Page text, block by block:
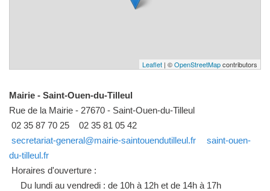
Leaflet | ©OpenStreetMapcontributors
Mairie - Saint-Ouen-du-Tilleul
Rue de la Mairie - 27670 - Saint-Ouen-du-Tilleul
02 35 87 70 25
02 35 81 05 42
secretariat-general@mairie-saintouendutilleul.fr
saint-ouen-
du-tilleul.fr
Horaires d'ouverture :
Du lundi au vendredi : de 10h à 12h et de 14h à 17h